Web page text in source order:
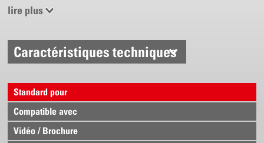
lire plus
Caractéristiques techniques
Standard pour
Compatible avec
Vidéo / Brochure